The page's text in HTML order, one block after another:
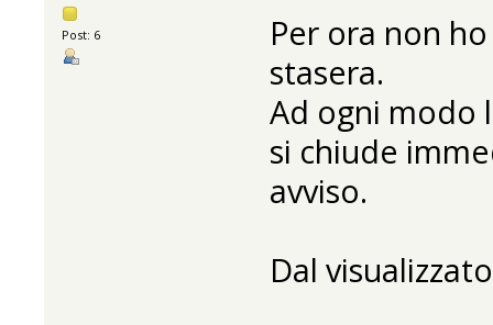
Post: 6
Per ora non
stasera.
Ad ogni modo
si chiude
avviso.
Dal